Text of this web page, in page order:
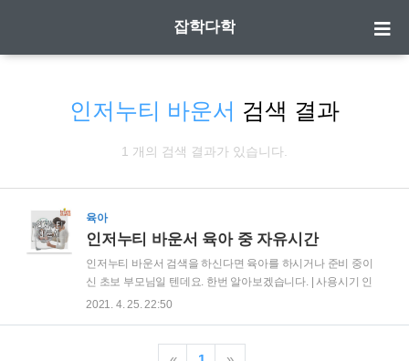
잡학다학
인저누티 바운서 검색 결과
1 개의 검색 결과가 있습니다.
육아
인저누티 바운서 육아 중 자유시간
인저누티 바운서 검색을 하신다면 육아를 하시거나 준비 중이
신 초보 부모님일 텐데요. 한번 알아보겠습니다. | 사용시기 인
저누티 바운서는 신생아용 바운서로 3개월~6개월 정도에 사용
하는 건데요. 인저누티 바운서는 스윙기능과 멜로디 기능이 있
2021. 4. 25. 22:50